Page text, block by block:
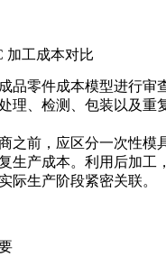
加工成本对比
品零件成本模型进行审
理、检测、包装以及重
之前，应区分一次性模
生产成本。利用 后加工
际生产阶段紧密关联。